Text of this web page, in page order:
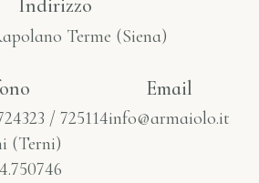
Indirizzo
Terme (Siena)
/ 725114
(Terni)
Email
info@armaiolo.it